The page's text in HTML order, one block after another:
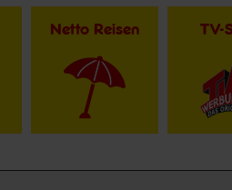
Netto Reisen TV-